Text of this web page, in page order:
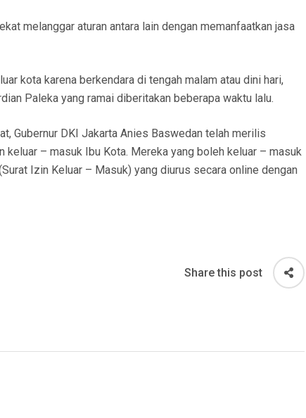
melanggar aturan antara lain dengan memanfaatkan jasa
kota karena berkendara di tengah malam atau dini hari,
Paleka yang ramai diberitakan beberapa waktu lalu.
Gubernur DKI Jakarta Anies Baswedan telah merilis
keluar – masuk Ibu Kota. Mereka yang boleh keluar – masuk
Izin Keluar – Masuk) yang diurus secara online dengan
Share this post